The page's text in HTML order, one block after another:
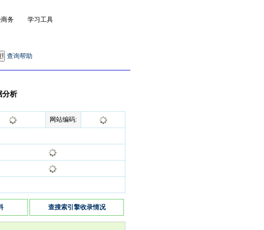
务 学习工具
查询帮助
分析
网站编码:
查搜索引擎收录情况